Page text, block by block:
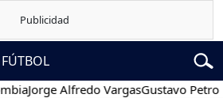
FÚTBOL
Alfredo VargasGustavo Petro